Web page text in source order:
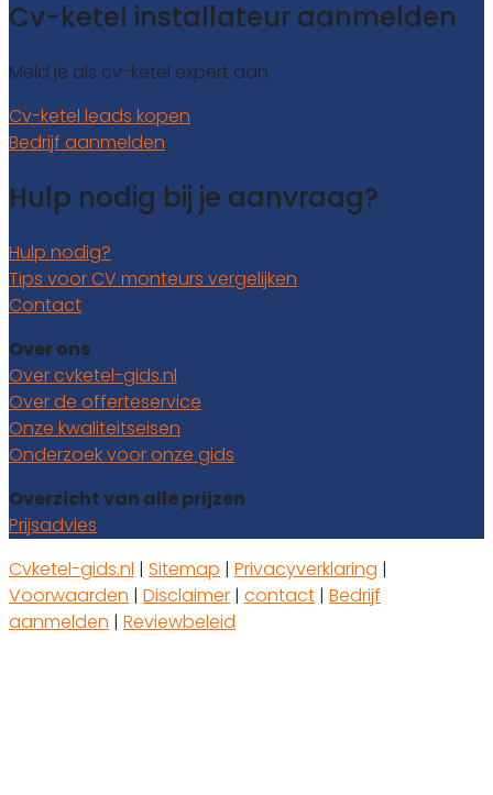
Cv-ketel installateur aanmelden
Meld je als cv-ketel expert aan.
Cv-ketel leads kopen
Bedrijf aanmelden
Hulp nodig bij je aanvraag?
Hulp nodig?
Tips voor CV monteurs vergelijken
Contact
Over ons
Over cvketel-gids.nl
Over de offerteservice
Onze kwaliteitseisen
Onderzoek voor onze gids
Overzicht van alle prijzen
Prijsadvies
Cvketel-gids.nl | Sitemap | Privacyverklaring |
Voorwaarden | Disclaimer | contact | Bedrijf
aanmelden | Reviewbeleid